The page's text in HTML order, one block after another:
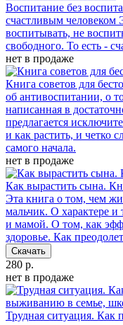
Воспитание без
счастливым человеком
воспитывать, не
свободного. То есть -
нет в продаже
Книга советов для
об антивоспитании, о
написанная в
предлагается
и как растить, и четко
самого начала.
нет в продаже
Как вырастить сына.
Эта книга о том, чем
мальчик. О характере
и мамой. О том, как
здоровье. Как
Скачать
280 р.
нет в продаже
Трудная ситуация. Как